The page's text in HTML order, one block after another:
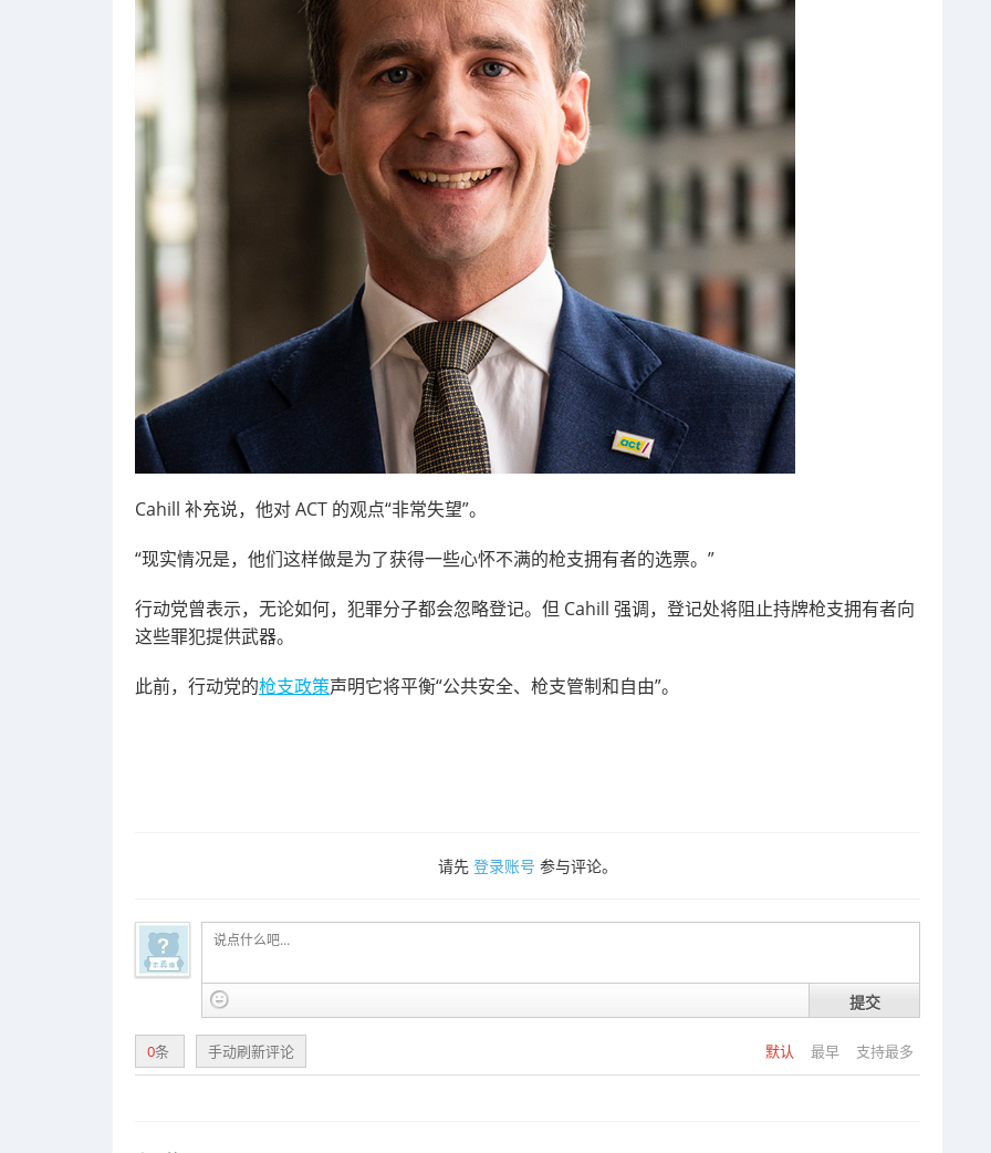
Cahill 补充说，他对 ACT 的观点“非常失望”。
“现实情况是，他们这样做是为了获得一些心怀不满的枪支拥有者的选票。”
行动党曾表示，无论如何，犯罪分子都会忽略登记。但 Cahill 强调，登记处将阻止持牌枪支拥有者向
这些罪犯提供武器。
此前，行动党的枪支政策声明它将平衡“公共安全、枪支管制和自由”。
请先 登录账号 参与评论。
提交
默认 最早 支持最多
0条 手动刷新评论